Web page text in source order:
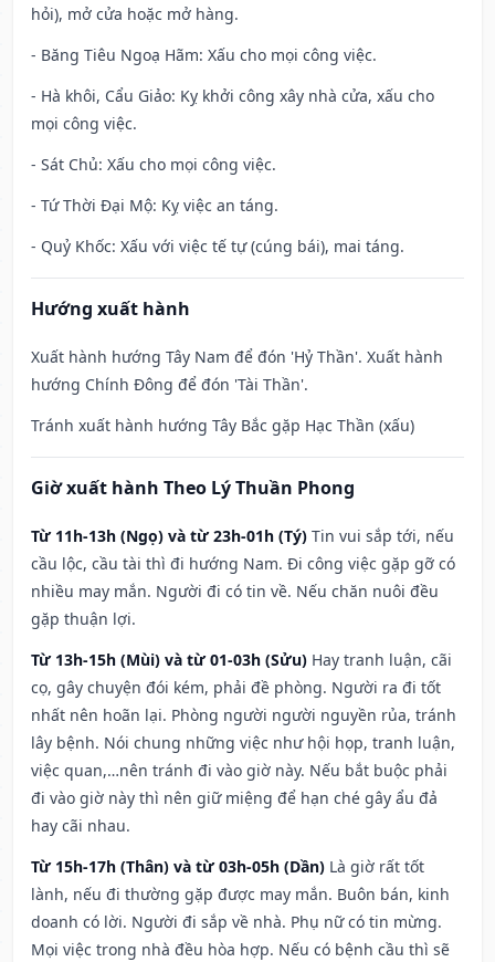
hỏi), mở cửa hoặc mở hàng.
- Băng Tiêu Ngoạ Hãm: Xấu cho mọi công việc.
- Hà khôi, Cẩu Giảo: Kỵ khởi công xây nhà cửa, xấu cho
mọi công việc.
- Sát Chủ: Xấu cho mọi công việc.
- Tứ Thời Đại Mộ: Kỵ việc an táng.
- Quỷ Khốc: Xấu với việc tế tự (cúng bái), mai táng.
Hướng xuất hành
Xuất hành hướng Tây Nam để đón 'Hỷ Thần'. Xuất hành
hướng Chính Đông để đón 'Tài Thần'.
Tránh xuất hành hướng Tây Bắc gặp Hạc Thần (xấu)
Giờ xuất hành Theo Lý Thuần Phong
Từ 11h-13h (Ngọ) và từ 23h-01h (Tý) Tin vui sắp tới, nếu
cầu lộc, cầu tài thì đi hướng Nam. Đi công việc gặp gỡ có
nhiều may mắn. Người đi có tin về. Nếu chăn nuôi đều
gặp thuận lợi.
Từ 13h-15h (Mùi) và từ 01-03h (Sửu) Hay tranh luận, cãi
cọ, gây chuyện đói kém, phải đề phòng. Người ra đi tốt
nhất nên hoãn lại. Phòng người người nguyền rủa, tránh
lây bệnh. Nói chung những việc như hội họp, tranh luận,
việc quan,…nên tránh đi vào giờ này. Nếu bắt buộc phải
đi vào giờ này thì nên giữ miệng để hạn ché gây ẩu đả
hay cãi nhau.
Từ 15h-17h (Thân) và từ 03h-05h (Dần) Là giờ rất tốt
lành, nếu đi thường gặp được may mắn. Buôn bán, kinh
doanh có lời. Người đi sắp về nhà. Phụ nữ có tin mừng.
Mọi việc trong nhà đều hòa hợp. Nếu có bệnh cầu thì sẽ